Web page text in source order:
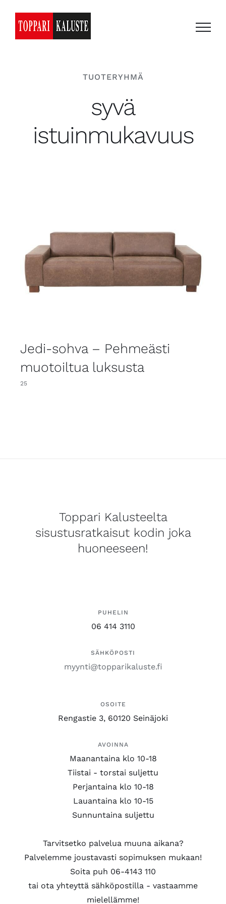
content
TUOTERYHMÄ
syvä
istuinmukavuus
Jedi-sohva – Pehmeästi
muotoiltua luksusta
25
Toppari Kalusteelta
sisustusratkaisut kodin joka
huoneeseen!
PUHELIN
06 414 3110
SÄHKÖPOSTI
myynti@topparikaluste.fi
OSOITE
Rengastie 3, 60120 Seinäjoki
AVOINNA
Maanantaina klo 10-18
Tiistai - torstai suljettu
Perjantaina klo 10-18
Lauantaina klo 10-15
Sunnuntaina suljettu
Tarvitsetko palvelua muuna aikana?
Palvelemme joustavasti sopimuksen mukaan!
Soita puh 06-4143 110
tai ota yhteyttä sähköpostilla - vastaamme
mielellämme!